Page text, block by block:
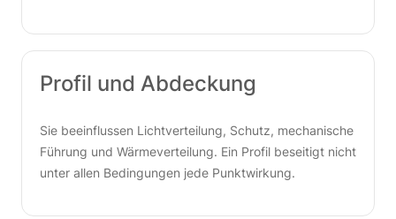
Profil und Abdeckung
Sie beeinflussen Lichtverteilung, Schutz, mechanische
Führung und Wärmeverteilung. Ein Profil beseitigt nicht
unter allen Bedingungen jede Punktwirkung.